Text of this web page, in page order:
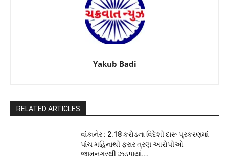
Yakub Badi
RELATED ARTICLES
વાંકાનેર : 2.18 કરોડના વિદેશી દારૂ પ્રકરણમાં
પાંચ મહિનાથી ફરાર ત્રણ આરોપીઓ
જામનગરથી ઝડપાયાં….